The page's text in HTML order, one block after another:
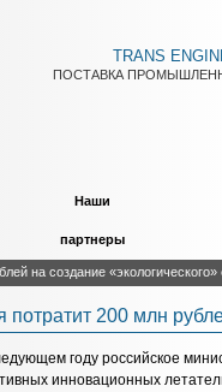
TRANS
ПОСТАВКА
Наши
партнеры
на создание
потратит 200 млн
году российское
инновационных